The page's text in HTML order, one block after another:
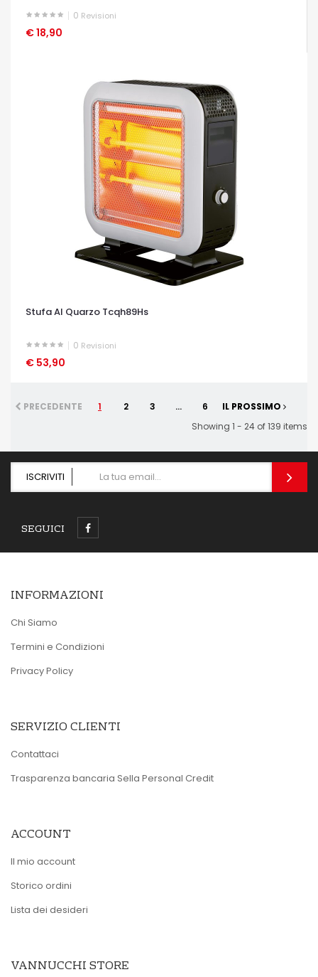
0 Revisioni
€ 18,90
OCCHIATA VELOCE
Stufa Al Quarzo Tcqh89Hs
0 Revisioni
€ 53,90
OCCHIATA VELOCE
PRECEDENTE 1 2 3 ... 6
IL PROSSIMO
Showing 1 - 24 of 139 items
ISCRIVITI
SEGUICI
INFORMAZIONI
Chi Siamo
Termini e Condizioni
Privacy Policy
SERVIZIO CLIENTI
Contattaci
Trasparenza bancaria Sella Personal Credit
ACCOUNT
Il mio account
Storico ordini
Lista dei desideri
VANNUCCHI STORE